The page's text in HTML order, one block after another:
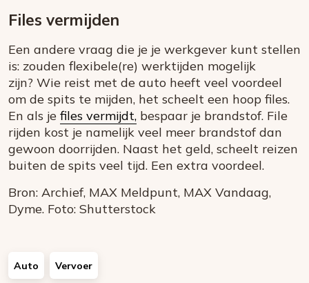
Files vermijden
Een andere vraag die je je werkgever kunt stellen
is: zouden flexibele(re) werktijden mogelijk
zijn? Wie reist met de auto heeft veel voordeel
om de spits te mijden, het scheelt een hoop files.
En als je files vermijdt, bespaar je brandstof. File
rijden kost je namelijk veel meer brandstof dan
gewoon doorrijden. Naast het geld, scheelt reizen
buiten de spits veel tijd. Een extra voordeel.
Bron: Archief, MAX Meldpunt, MAX Vandaag,
Dyme. Foto: Shutterstock
Auto Vervoer